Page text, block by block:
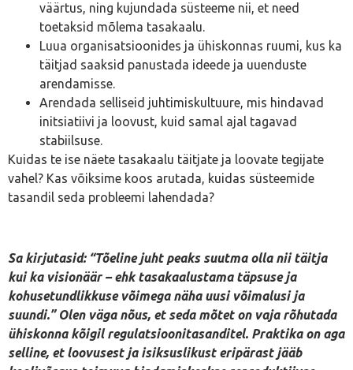
väärtus, ning kujundada süsteeme nii, et need
toetaksid mõlema tasakaalu.
Luua organisatsioonides ja ühiskonnas ruumi, kus ka
täitjad saaksid panustada ideede ja uuenduste
arendamisse.
Arendada selliseid juhtimiskultuure, mis hindavad
initsiatiivi ja loovust, kuid samal ajal tagavad
stabiilsuse.
Kuidas te ise näete tasakaalu täitjate ja loovate tegijate
vahel? Kas võiksime koos arutada, kuidas süsteemide
tasandil seda probleemi lahendada?
Sa kirjutasid: “Tõeline juht peaks suutma olla nii täitja
kui ka visionäär – ehk tasakaalustama täpsuse ja
kohusetundlikkuse võimega näha uusi võimalusi ja
suundi.” Olen väga nõus, et seda mõtet on vaja rõhutada
ühiskonna kõigil regulatsioonitasanditel. Praktika on aga
selline, et loovusest ja isiksuslikust eripärast jääb